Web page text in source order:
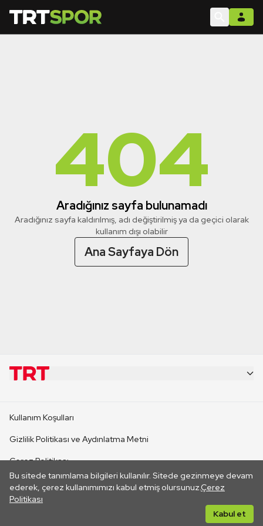
404
Aradığınız sayfa bulunamadı
Aradığınız sayfa kaldırılmış, adı değiştirilmiş ya da geçici olarak
kullanım dışı olabilir
Ana Sayfaya Dön
Bu sitede tanımlama bilgileri kullanılır. Sitede gezinmeye devam
ederek, çerez kullanımımızı kabul etmiş olursunuz.Çerez
Politikası
Kabul et
CANLI YAYINLAR
Kullanım Koşulları
Gizlilik Politikası ve Aydınlatma Metni
Çerez Politikası
İletişim
Her hakkı saklıdır. ©2026 TRT. Bağlantı yoluyla gidilen dış